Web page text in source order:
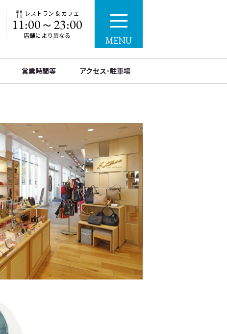
レストラン & カフェ
11:00～23:00
店舗により異なる MENU
営業時間等 アクセス･駐車場